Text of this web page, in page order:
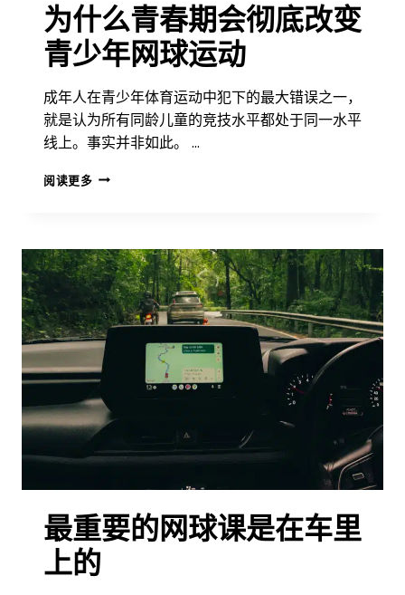
为什么青春期会彻底改变
青少年网球运动
成年人在青少年体育运动中犯下的最大错误之一，
就是认为所有同龄儿童的竞技水平都处于同一水平
线上。事实并非如此。 …
阅读更多 为
春
期
会
彻
底
改
变
青
年
网
球
运
最重要的网球课是在车里
上的